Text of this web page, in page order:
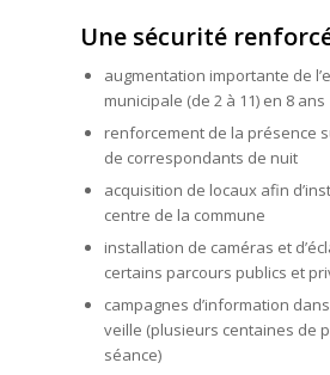
Une sécurité
augmentation importante de
municipale (de 2 à 11) en 8 ans
renforcement de la présence
de correspondants de nuit
acquisition de locaux afin
centre de la commune
installation de caméras et
certains parcours publics et
campagnes d’information
veille (plusieurs centaines de
séance)